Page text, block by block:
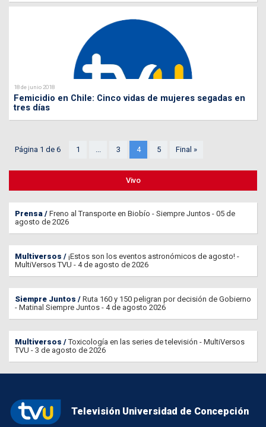
18 de junio 2018
Femicidio en Chile: Cinco vidas de mujeres segadas en
tres días
Página 1 de 6 1 ... 3 4 5 Final »
Vivo
Prensa
Freno al Transporte en Biobío - Siempre Juntos - 05 de
agosto de 2026
Multiversos
¡Estos son los eventos astronómicos de agosto! -
MultiVersos TVU - 4 de agosto de 2026
Siempre Juntos
Ruta 160 y 150 peligran por decisión de Gobierno
- Matinal Siempre Juntos - 4 de agosto 2026
Multiversos
Toxicología en las series de televisión - MultiVersos
TVU - 3 de agosto de 2026
Televisión Universidad de Concepción